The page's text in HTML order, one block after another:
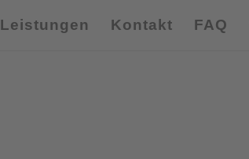
Leistungen Kontakt FAQ